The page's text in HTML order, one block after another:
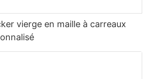
vierge en maille à carreaux